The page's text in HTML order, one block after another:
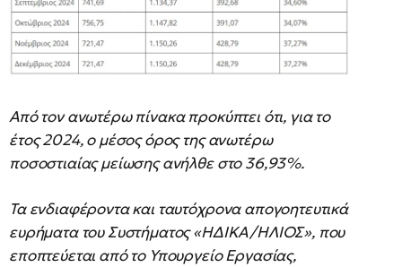
Από τον ανωτέρω πίνακα προκύπτει ότι, για το
έτος 2024, ο μέσος όρος της ανωτέρω
ποσοστιαίας μείωσης ανήλθε στο 36,93%.
Τα ενδιαφέροντα και ταυτόχρονα απογοητευτικά
ευρήματα του Συστήματος «ΗΔΙΚΑ/ΗΛΙΟΣ», που
εποπτεύεται από το Υπουργείο Εργασίας,